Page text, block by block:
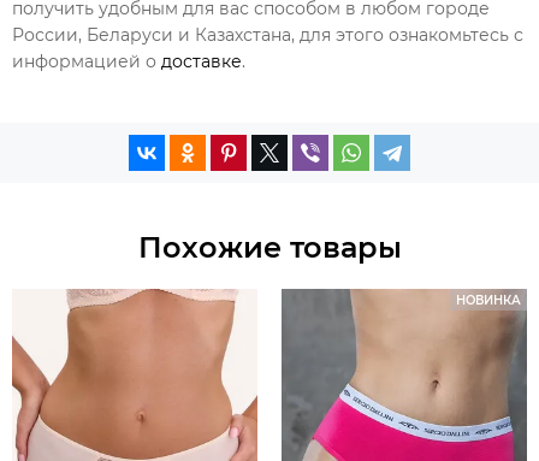
получить удобным для вас способом в любом городе
России, Беларуси и Казахстана, для этого ознакомьтесь с
информацией о доставке.
Похожие товары
НОВИНКА